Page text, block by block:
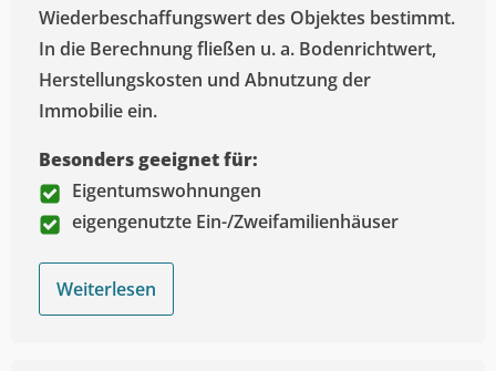
Wiederbeschaffungswert des Objektes bestimmt.
In die Berechnung fließen u. a. Bodenrichtwert,
Herstellungskosten und Abnutzung der
Immobilie ein.
Besonders geeignet für:
Eigentumswohnungen
eigengenutzte Ein-/Zweifamilienhäuser
Weiterlesen